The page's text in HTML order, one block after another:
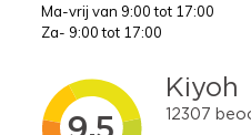
Ma-vrij van 9:00 tot 17:00
Za- 9:00 tot 17:00